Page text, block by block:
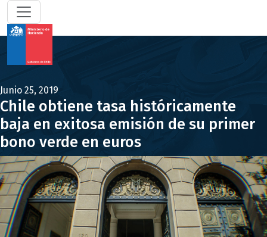
Junio 25, 2019
Chile obtiene tasa históricamente
baja en exitosa emisión de su primer
bono verde en euros